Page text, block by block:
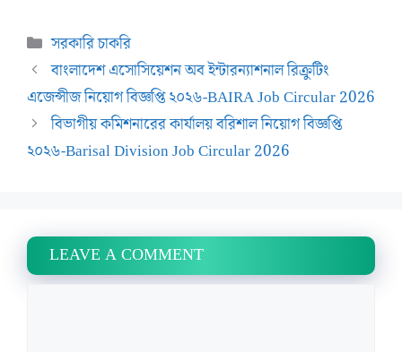
Categories
সরকারি চাকরি
বাংলাদেশ এসোসিয়েশন অব ইন্টারন্যাশনাল রিক্রুটিং
এজেন্সীজ নিয়োগ বিজ্ঞপ্তি ২০২৬-BAIRA Job Circular 2026
বিভাগীয় কমিশনারের কার্যালয় বরিশাল নিয়োগ বিজ্ঞপ্তি
২০২৬-Barisal Division Job Circular 2026
LEAVE A COMMENT